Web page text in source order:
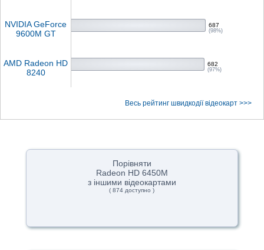
NVIDIA GeForce
9600M GT
687
(98%)
AMD Radeon HD
8240
682
(97%)
Весь рейтинг швидкодії відеокарт >>>
Порівняти
Radeon HD 6450M
з іншими відеокартами
( 874 доступно )